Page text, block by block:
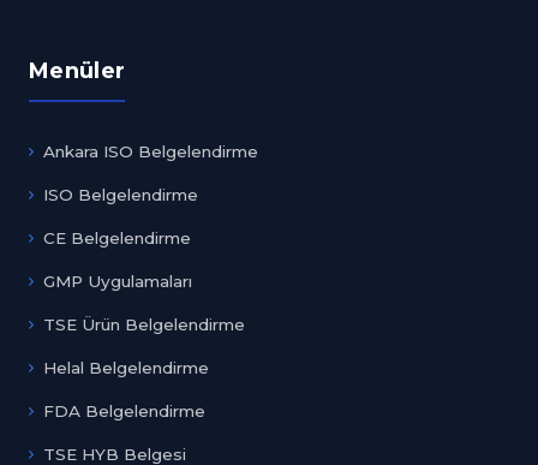
Menüler
Ankara ISO Belgelendirme
ISO Belgelendirme
CE Belgelendirme
GMP Uygulamaları
TSE Ürün Belgelendirme
Helal Belgelendirme
FDA Belgelendirme
TSE HYB Belgesi